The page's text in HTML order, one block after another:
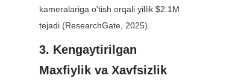
kameralariga o'tish orqali yillik $2.1M
tejadi (ResearchGate, 2025).
3. Kengaytirilgan
Maxfiylik va Xavfsizlik